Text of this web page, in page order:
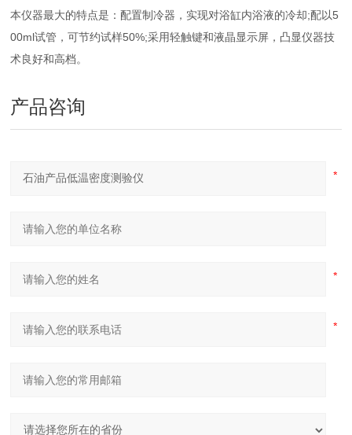
本仪器最大的特点是：配置制冷器，实现对浴缸内浴液的冷却;配以5
00ml试管，可节约试样50%;采用轻触键和液晶显示屏，凸显仪器技
术良好和高档。
产品咨询